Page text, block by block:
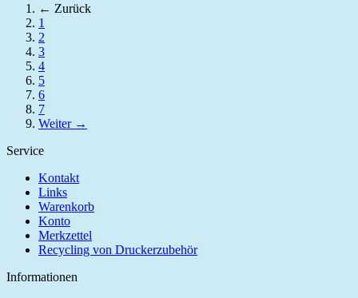
← Zurück
1
2
3
4
5
6
7
Weiter →
Service
Kontakt
Links
Warenkorb
Konto
Merkzettel
Recycling von Druckerzubehör
Informationen